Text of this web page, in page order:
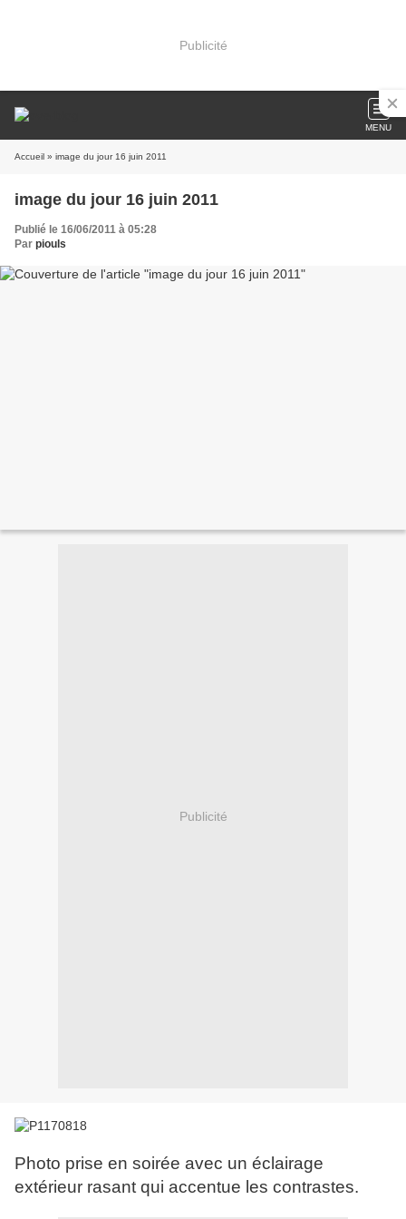
Publicité
MENU
Accueil » image du jour 16 juin 2011
image du jour 16 juin 2011
Publié le 16/06/2011 à 05:28
Par piouls
Publicité
Photo prise en soirée avec un éclairage
extérieur rasant qui accentue les contrastes.